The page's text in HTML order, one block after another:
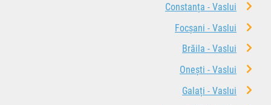
Constanța - Vaslui
Focșani - Vaslui
Brăila - Vaslui
Onești - Vaslui
Galați - Vaslui